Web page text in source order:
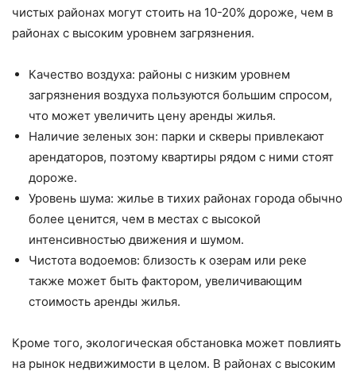
чистых районах могут стоить на 10-20% дороже, чем в
районах с высоким уровнем загрязнения.
Качество воздуха: районы с низким уровнем
загрязнения воздуха пользуются большим спросом,
что может увеличить цену аренды жилья.
Наличие зеленых зон: парки и скверы привлекают
арендаторов, поэтому квартиры рядом с ними стоят
дороже.
Уровень шума: жилье в тихих районах города обычно
более ценится, чем в местах с высокой
интенсивностью движения и шумом.
Чистота водоемов: близость к озерам или реке
также может быть фактором, увеличивающим
стоимость аренды жилья.
Кроме того, экологическая обстановка может повлиять
на рынок недвижимости в целом. В районах с высоким